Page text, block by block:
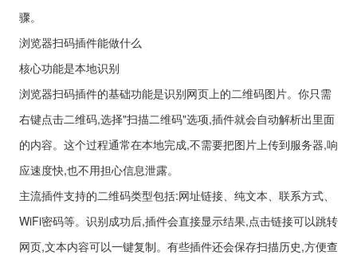
骤。
浏览器扫码插件能做什么
核心功能是本地识别
浏览器扫码插件的基础功能是识别网页上的二维码图片。你只需
右键点击二维码,选择"扫描二维码"选项,插件就会自动解析出里面
的内容。这个过程通常在本地完成,不需要把图片上传到服务器,响
应速度快,也不用担心信息泄露。
主流插件支持的二维码类型包括:网址链接、纯文本、联系方式、
WiFi密码等。识别成功后,插件会直接显示结果,点击链接可以跳转
网页,文本内容可以一键复制。有些插件还会保存扫描历史,方便查